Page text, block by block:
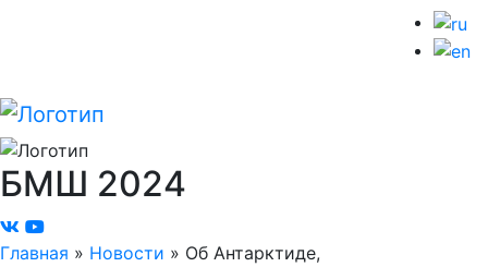
БМШ 2024
Главная » Новости » Об Антарктиде,